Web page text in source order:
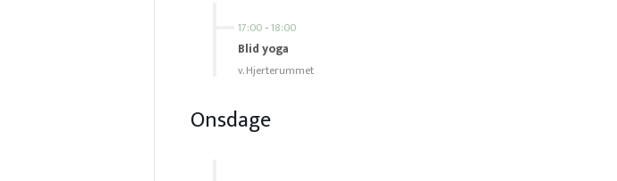
17:00 -18:00
Blid yoga
v. Hjerterummet
Onsdage